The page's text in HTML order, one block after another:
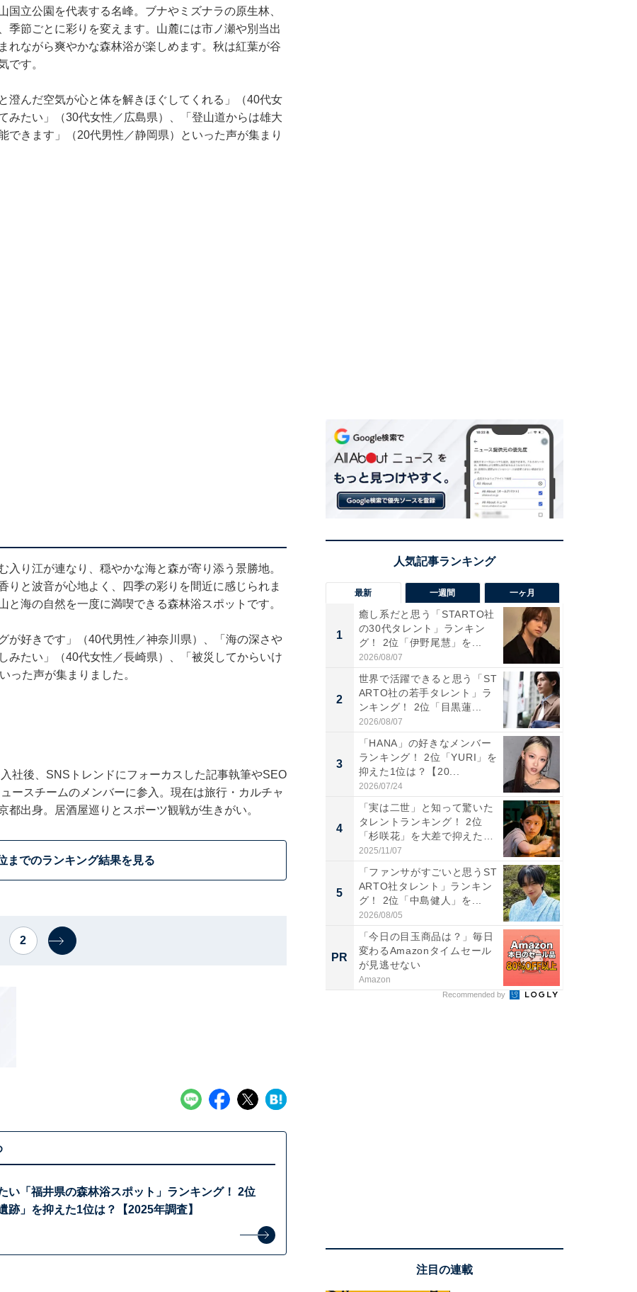
立公園を代表する名峰。ブナやミズナラの原生林、
季節ごとに彩りを変えます。山麓には市ノ瀬や別当出
れながら爽やかな森林浴が楽しめます。秋は紅葉が谷
です。
澄んだ空気が心と体を解きほぐしてくれる」（40代女
みたい」（30代女性／広島県）、「登山道からは雄大
できます」（20代男性／静岡県）といった声が集まり
り江が連なり、穏やかな海と森が寄り添う景勝地。
と波音が心地よく、四季の彩りを間近に感じられま
海の自然を一度に満喫できる森林浴スポットです。
が好きです」（40代男性／神奈川県）、「海の深さや
みたい」（40代女性／長崎県）、「被災してからいけ
った声が集まりました。
社後、SNSトレンドにフォーカスした記事執筆やSEO
ースチームのメンバーに参入。現在は旅行・カルチャ
出身。居酒屋巡りとスポーツ観戦が生きがい。
までのランキング結果を見る
2
い「福井県の森林浴スポット」ランキング！ 2位
跡」を抑えた1位は？【2025年調査】
最新 一週間 一ヶ月
1
癒し系だと思う「STARTO社
の30代タレント」ランキン
グ！ 2位「伊野尾慧」を...
2026/08/07
2
世界で活躍できると思う「ST
ARTO社の若手タレント」ラ
ンキング！ 2位「目黒蓮...
2026/08/07
3
「HANA」の好きなメンバー
ランキング！ 2位「YURI」を
抑えた1位は？【20...
2026/07/24
4
「実は二世」と知って驚いた
タレントランキング！ 2位
「杉咲花」を大差で抑えた1
位...
2025/11/07
5
「ファンサがすごいと思うST
ARTO社タレント」ランキン
グ！ 2位「中島健人」を...
2026/08/05
PR
「今日の目玉商品は？」毎日
変わるAmazonタイムセール
が見逃せない
Amazon
Recommended by
注目の連載